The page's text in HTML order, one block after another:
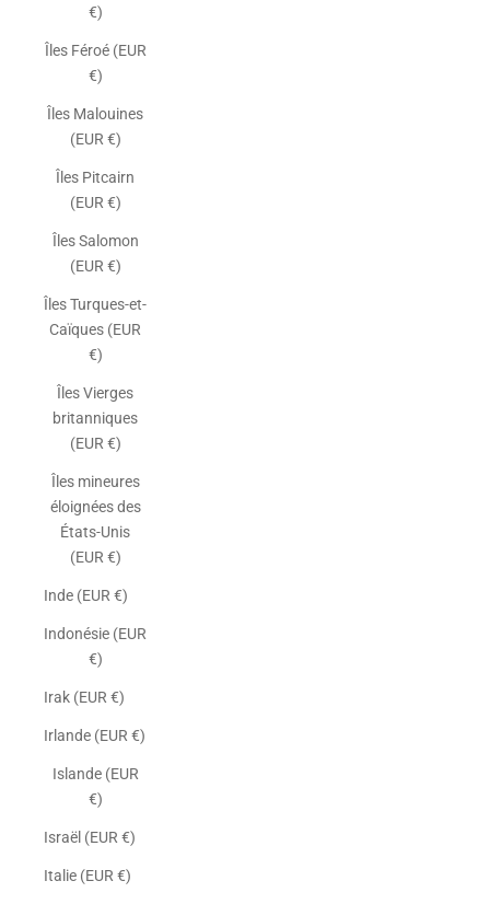
€)
Îles Féroé (EUR
€)
Îles Malouines
(EUR €)
Îles Pitcairn
(EUR €)
Îles Salomon
(EUR €)
Îles Turques-et-
Caïques (EUR
€)
Îles Vierges
britanniques
(EUR €)
Îles mineures
éloignées des
États-Unis
(EUR €)
Inde (EUR €)
Indonésie (EUR
€)
Irak (EUR €)
Irlande (EUR €)
Islande (EUR
€)
Israël (EUR €)
Italie (EUR €)